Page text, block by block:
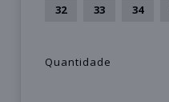
32
33 34
Quantidade